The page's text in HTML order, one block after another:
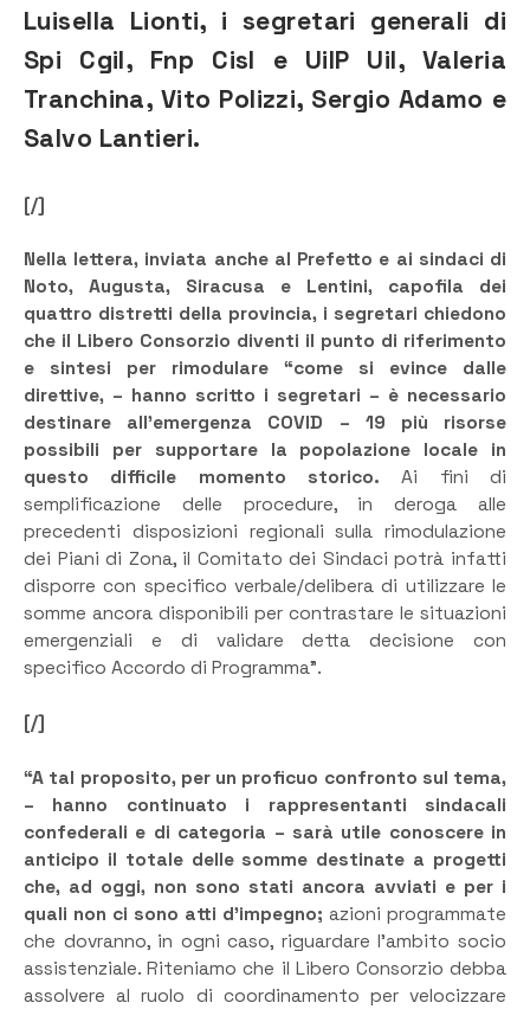
Luisella Lionti, i segretari generali di
Spi Cgil, Fnp Cisl e UilP Uil, Valeria
Tranchina, Vito Polizzi, Sergio Adamo e
Salvo Lantieri.
[/]
Nella lettera, inviata anche al Prefetto e ai sindaci di
Noto, Augusta, Siracusa e Lentini, capofila dei
quattro distretti della provincia, i segretari chiedono
che il Libero Consorzio diventi il punto di riferimento
e sintesi per rimodulare “come si evince dalle
direttive, – hanno scritto i segretari – è necessario
destinare all’emergenza COVID – 19 più risorse
possibili per supportare la popolazione locale in
questo difficile momento storico. Ai fini di
semplificazione delle procedure, in deroga alle
precedenti disposizioni regionali sulla rimodulazione
dei Piani di Zona, il Comitato dei Sindaci potrà infatti
disporre con specifico verbale/delibera di utilizzare le
somme ancora disponibili per contrastare le situazioni
emergenziali e di validare detta decisione con
specifico Accordo di Programma”.
[/]
“A tal proposito, per un proficuo confronto sul tema,
– hanno continuato i rappresentanti sindacali
confederali e di categoria – sarà utile conoscere in
anticipo il totale delle somme destinate a progetti
che, ad oggi, non sono stati ancora avviati e per i
quali non ci sono atti d’impegno; azioni programmate
che dovranno, in ogni caso, riguardare l’ambito socio
assistenziale. Riteniamo che il Libero Consorzio debba
assolvere al ruolo di coordinamento per velocizzare